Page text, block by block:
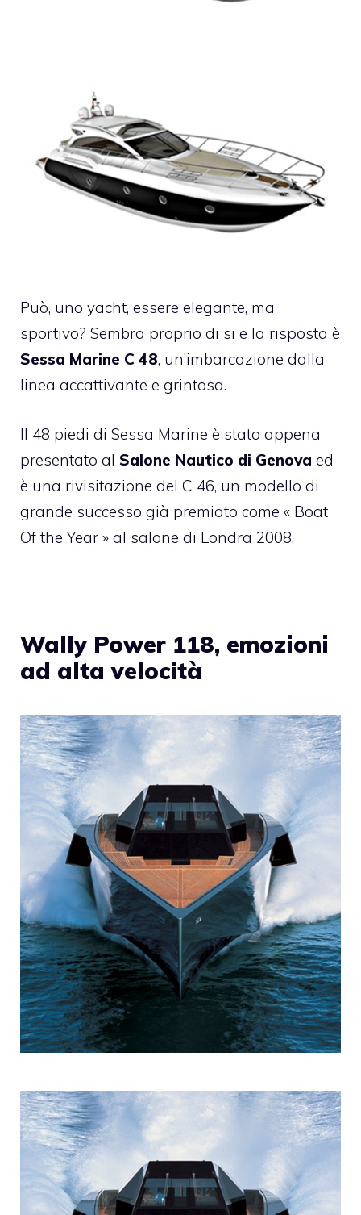
Può, uno yacht, essere elegante, ma
sportivo? Sembra proprio di si e la risposta è
Sessa Marine C 48, un’imbarcazione dalla
linea accattivante e grintosa.
Il 48 piedi di Sessa Marine è stato appena
presentato al Salone Nautico di Genova ed
è una rivisitazione del C 46, un modello di
grande successo già premiato come « Boat
Of the Year » al salone di Londra 2008.
Wally Power 118, emozioni
ad alta velocità